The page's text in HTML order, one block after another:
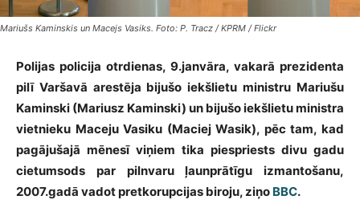
Mariušs Kaminskis un Macejs Vasiks. Foto: P. Tracz / KPRM / Flickr
Polijas policija otrdienas, 9.janvāra, vakarā prezidenta
pilī Varšavā arestēja bijušo iekšlietu ministru Mariušu
Kaminski (Mariusz Kaminski) un bijušo iekšlietu ministra
vietnieku Maceju Vasiku (Maciej Wasik), pēc tam, kad
pagājušajā mēnesī viņiem tika piespriests divu gadu
cietumsods par pilnvaru ļaunprātīgu izmantošanu,
2007.gadā vadot pretkorupcijas biroju, ziņo BBC.